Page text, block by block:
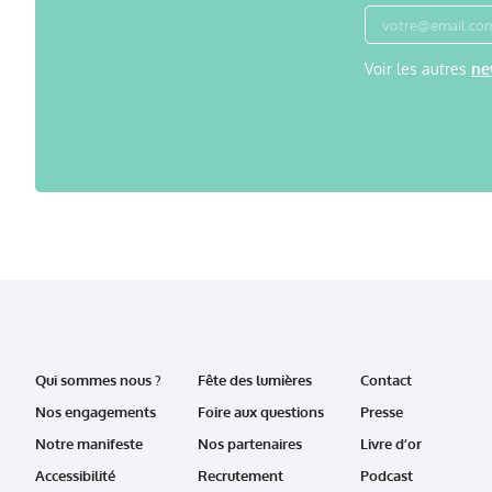
Voir les autres
Qui sommes nous ?
Nos engagements
Notre manifeste
Accessibilité
Fête des lumières
Foire aux questions
Nos partenaires
Recrutement
Contact
Presse
Livre d’or
Podcast